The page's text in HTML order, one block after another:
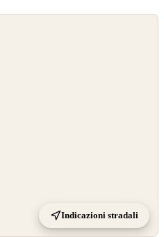
Indicazioni stradali